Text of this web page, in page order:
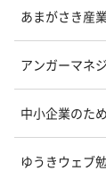
あまがさき産
アンガーマネ
中小企業のた
ゆうきウェブ